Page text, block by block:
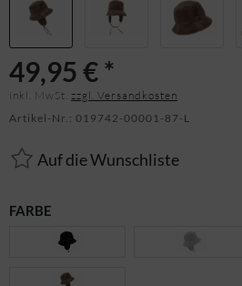
49,95 € *
inkl. MwSt. zzgl. Versandkosten
Artikel-Nr.: 019742-00001-87-L
Auf die Wunschliste
FARBE